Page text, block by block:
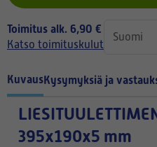
Toimitus alk. 6,90 €
Katso toimituskulut
KuvausKysymyksiä ja
395x190x5 mm